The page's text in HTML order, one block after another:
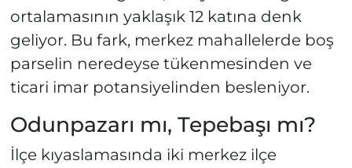
ortalamasının yaklaşık 12 katına denk
geliyor. Bu fark, merkez mahallelerde boş
parselin neredeyse tükenmesinden ve
ticari imar potansiyelinden besleniyor.
Odunpazarı mı, Tepebaşı mı?
İlçe kıyaslamasında iki merkez ilçe